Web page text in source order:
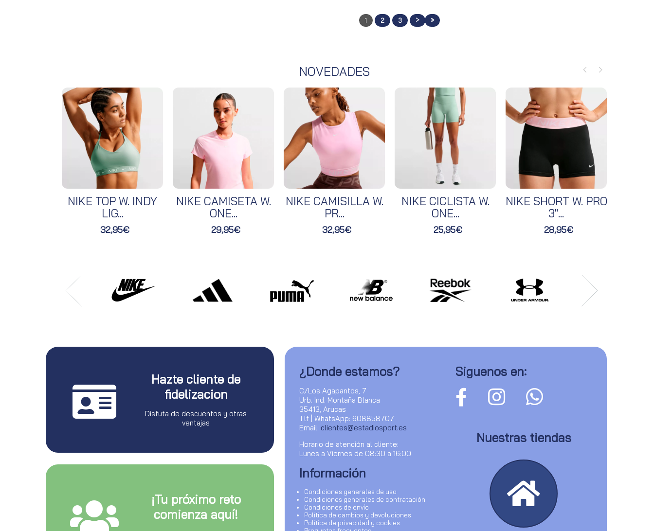
1 2 3 > »
NOVEDADES
NIKE TOP W. INDY
LIG...
32,95€
NIKE CAMISETA W.
ONE...
29,95€
NIKE CAMISILLA W.
PR...
32,95€
NIKE CICLISTA W.
ONE...
25,95€
NIKE SHORT W. PRO
3"...
28,95€
Hazte cliente de
fidelizacion
Disfuta de descuentos y otras
ventajas
¡Tu próximo reto
comienza aquí!
¿Donde estamos?
C/Los Agapantos, 7
Urb. Ind. Montaña Blanca
35413, Arucas
Tlf | WhatsApp: 608858707
Email: clientes@estadiosport.es
Horario de atención al cliente:
Lunes a Viernes de 08:30 a 16:00
Información
Condiciones generales de uso
Condiciones generales de contratación
Condiciones de envío
Política de cambios y devoluciones
Política de privacidad y cookies
Siguenos en:
Nuestras tiendas